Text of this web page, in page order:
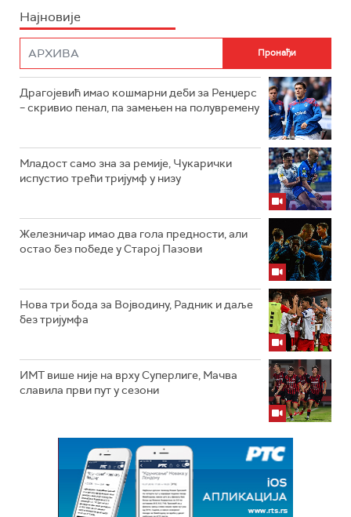
Најновије
Драгојевић имао кошмарни деби за Ренџерс
– скривио пенал, па замењен на полувремену
Младост само зна за ремије, Чукарички
испустио трећи тријумф у низу
Железничар имао два гола предности, али
остао без победе у Старој Пазови
Нова три бода за Војводину, Радник и даље
без тријумфа
ИМТ више није на врху Суперлиге, Мачва
славила први пут у сезони